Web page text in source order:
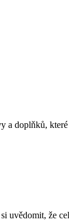
a doplňků,
uvědomit, že